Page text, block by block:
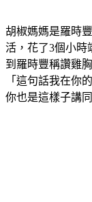
胡椒媽媽是羅時
活，花了3個小時
到羅時豐稱讚雞
「這句話我在你
你也是這樣子講同